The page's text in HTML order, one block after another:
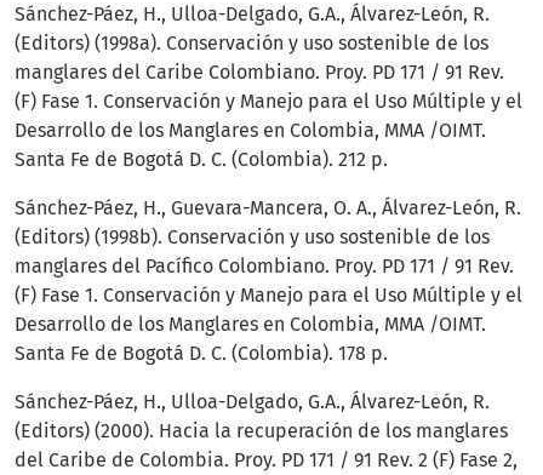
Sánchez-Páez, H., Ulloa-Delgado, G.A., Álvarez-León, R.
(Editors) (1998a). Conservación y uso sostenible de los
manglares del Caribe Colombiano. Proy. PD 171 / 91 Rev.
(F) Fase 1. Conservación y Manejo para el Uso Múltiple y el
Desarrollo de los Manglares en Colombia, MMA /OIMT.
Santa Fe de Bogotá D. C. (Colombia). 212 p.
Sánchez-Páez, H., Guevara-Mancera, O. A., Álvarez-León, R.
(Editors) (1998b). Conservación y uso sostenible de los
manglares del Pacífico Colombiano. Proy. PD 171 / 91 Rev.
(F) Fase 1. Conservación y Manejo para el Uso Múltiple y el
Desarrollo de los Manglares en Colombia, MMA /OIMT.
Santa Fe de Bogotá D. C. (Colombia). 178 p.
Sánchez-Páez, H., Ulloa-Delgado, G.A., Álvarez-León, R.
(Editors) (2000). Hacia la recuperación de los manglares
del Caribe de Colombia. Proy. PD 171 / 91 Rev. 2 (F) Fase 2,